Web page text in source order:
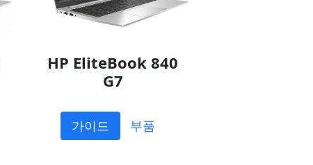
HP EliteBook 840
G7
가이드 부품